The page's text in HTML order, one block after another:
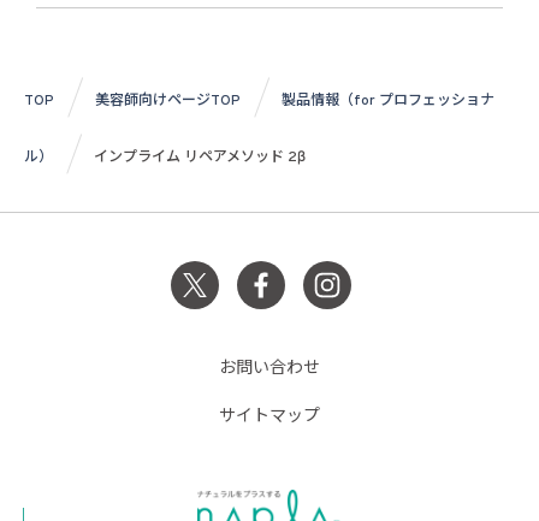
TOP 美容師向けページTOP 製品情報（for プロフェッショナ
ル） インプライム リペアメソッド 2β
お問い合わせ
サイトマップ